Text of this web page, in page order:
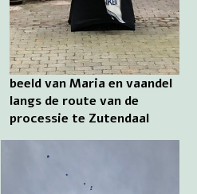
beeld van Maria en vaandel
langs de route van de
processie te Zutendaal